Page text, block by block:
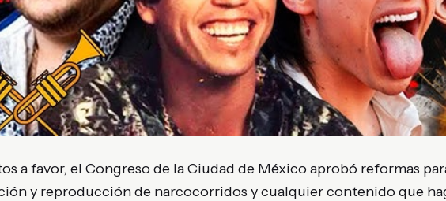
a favor, el Congreso de la Ciudad de México aprobó reformas
y reproducción de narcocorridos y cualquier contenido que